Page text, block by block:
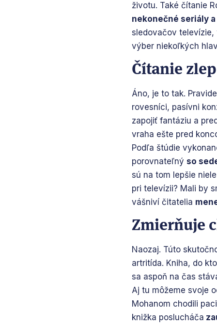
životu. Také čítanie
nekonečné seriály
sledovačov
výber niekoľkých
Čítanie
Áno, je to tak.
rovesníci, pasívni
zapojiť fantáziu a
vraha ešte pred
Podľa štúdie
porovnateľný so
sú na tom lepšie
pri televízii? Mali by
vášniví čitatelia
Zmierňuje
Naozaj. Túto
artritída. Kniha, do
sa aspoň na čas
Aj tu môžeme svoje
Mohanom chodili
knižka poslucháča